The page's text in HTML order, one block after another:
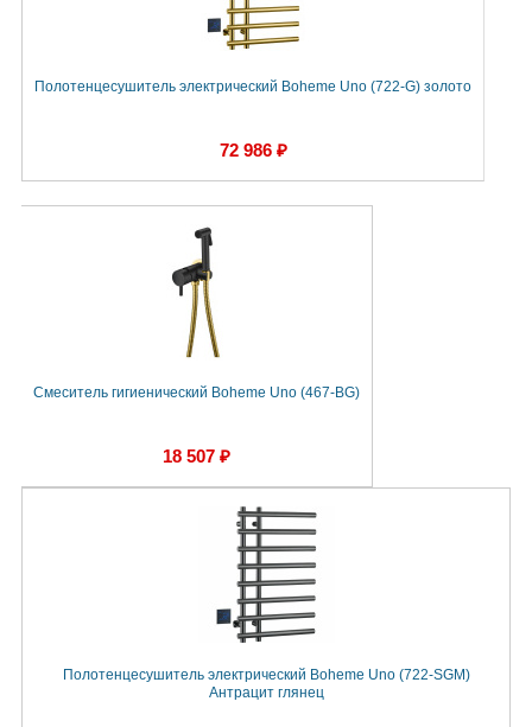
Полотенцесушитель электрический Boheme Uno (722-G) золото
72 986 ₽
Смеситель гигиенический Boheme Uno (467-BG)
18 507 ₽
Полотенцесушитель электрический Boheme Uno (722-SGM)
Антрацит глянец